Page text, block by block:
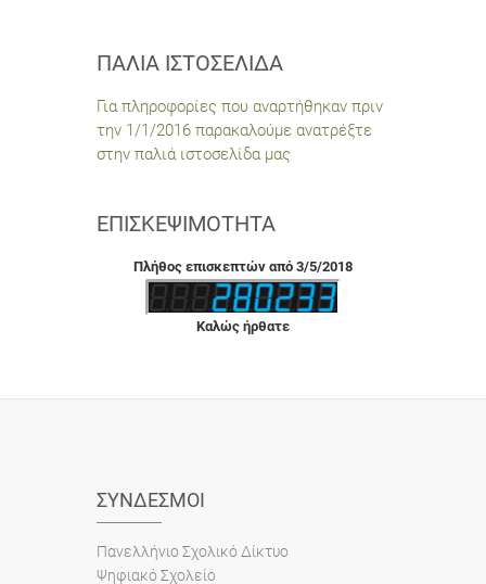
ΠΑΛΙΆ ΙΣΤΟΣΕΛΊΔΑ
Για πληροφορίες που αναρτήθηκαν πριν
την 1/1/2016 παρακαλούμε ανατρέξτε
στην παλιά ιστοσελίδα μας
ΕΠΙΣΚΕΨΙΜΌΤΗΤΑ
Πλήθος επισκεπτών από 3/5/2018
Καλώς ήρθατε
ΣΎΝΔΕΣΜΟΙ
Πανελλήνιο Σχολικό Δίκτυο
Ψηφιακό Σχολείο